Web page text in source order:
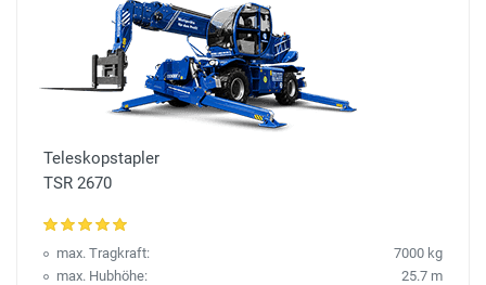
Teleskopstapler
TSR 2670
max. Tragkraft:
7000 kg
max. Hubhöhe:
25.7 m